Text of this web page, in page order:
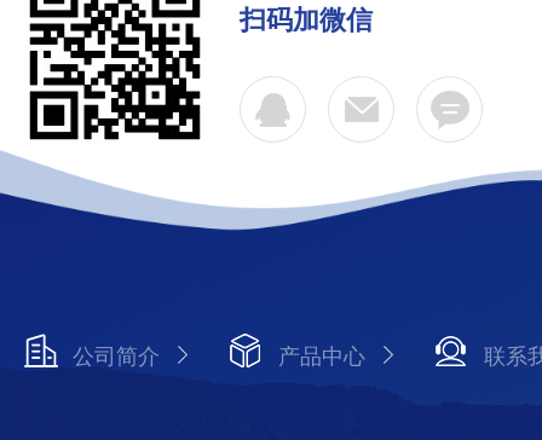
扫码加微信
公司简介 产品中心 联系